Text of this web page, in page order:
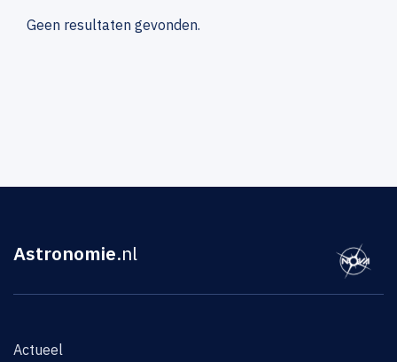
Geen resultaten gevonden.
Astronomie.nl
Actueel